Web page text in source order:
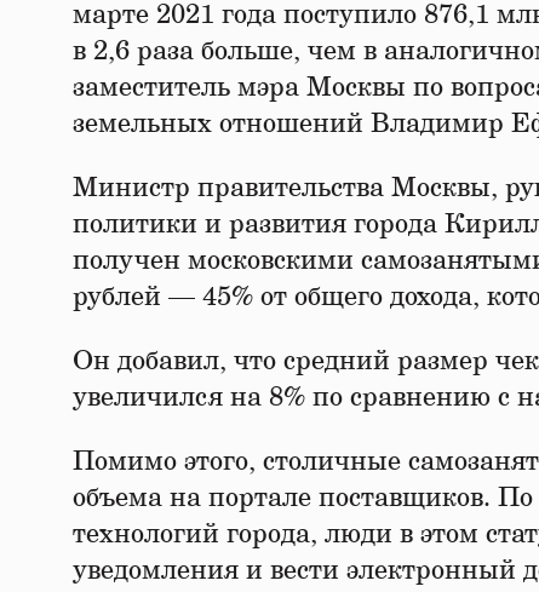
марте 2021 года поступило 876,1
в 2,6 раза больше, чем в
заместитель мэра Москвы по
земельных отношений Владимир
Министр правительства Москвы,
политики и развития города
получен московскими
рублей — 45% от общего дохода,
Он добавил, что средний размер
увеличился на 8% по сравнению с
Помимо этого, столичные
объема на портале поставщиков.
технологий города, люди в этом
уведомления и вести электронный